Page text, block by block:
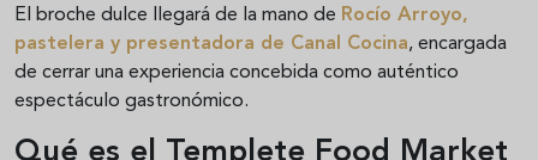
El broche dulce llegará de la mano de Rocío Arroyo,
pastelera y presentadora de Canal Cocina, encargada
de cerrar una experiencia concebida como auténtico
espectáculo gastronómico.
Qué es el Templete Food Market